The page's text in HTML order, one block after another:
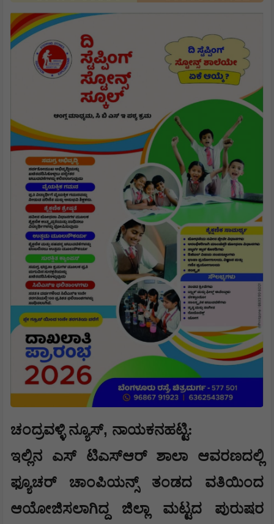
ಚಂದ್ರವಳ್ಳಿ ನ್ಯೂಸ್, ನಾಯಕನಹಟ್ಟಿ:
ಇಲ್ಲಿನ ಎಸ್ ಟಿಎಸ್ಆರ್ ಶಾಲಾ ಆವರಣದಲ್ಲಿ
ಫ್ಯೂಚರ್ ಚಾಂಪಿಯನ್ಸ್ ತಂಡದ ವತಿಯಿಂದ
ಆಯೋಜಿಸಲಾಗಿದ್ದ ಜಿಲ್ಲಾ ಮಟ್ಟದ ಪುರುಷರ